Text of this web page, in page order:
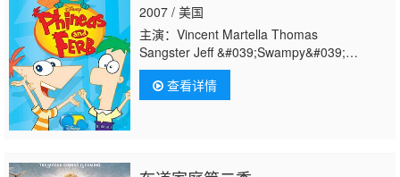
2007 / 美国
主演：Vincent Martella Thomas
Sangster Jeff &#039;Swampy&#039;
Marsh Dan Povenmire Ashley Tisdale
查看详情